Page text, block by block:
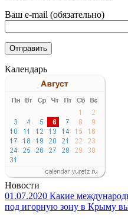
Ваш e-mail (обязательно)
Календарь
Новости
01.07.2020 Какие
под игорную зону в Крыму